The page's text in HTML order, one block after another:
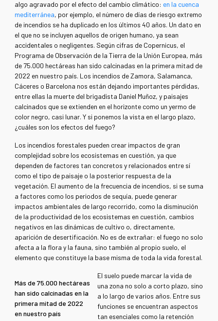
algo agravado por el efecto del cambio climático: en la cuenca
mediterránea, por ejemplo, el número de días de riesgo extremo
de incendios se ha duplicado en los últimos 40 años. Un dato en
el que no se incluyen aquellos de origen humano, ya sean
accidentales o negligentes. Según cifras de Copernicus, el
Programa de Observación de la Tierra de la Unión Europea, más
de 75.000 hectáreas han sido calcinadas en la primera mitad de
2022 en nuestro país. Los incendios de Zamora, Salamanca,
Cáceres o Barcelona nos están dejando importantes pérdidas,
entre ellas la muerte del brigadista Daniel Muñoz, y paisajes
calcinados que se extienden en el horizonte como un yermo de
color negro, casi lunar. Y si ponemos la vista en el largo plazo,
¿cuáles son los efectos del fuego?
Los incendios forestales pueden crear impactos de gran
complejidad sobre los ecosistemas en cuestión, ya que
dependen de factores tan concretos y relacionados entre sí
como el tipo de paisaje o la posterior respuesta de la
vegetación. El aumento de la frecuencia de incendios, si se suma
a factores como los periodos de sequía, puede generar
impactos ambientales de largo recorrido, como la disminución
de la productividad de los ecosistemas en cuestión, cambios
negativos en las dinámicas de cultivo o, directamente,
aparición de desertificación. No es de extrañar: el fuego no solo
afecta a la flora y la fauna, sino también al propio suelo, el
elemento que constituye la base misma de toda la vida forestal.
Más de 75.000 hectáreas
han sido calcinadas en la
primera mitad de 2022
en nuestro país
El suelo puede marcar la vida de
una zona no solo a corto plazo, sino
a lo largo de varios años. Entre sus
funciones se encuentran aspectos
tan esenciales como la retención